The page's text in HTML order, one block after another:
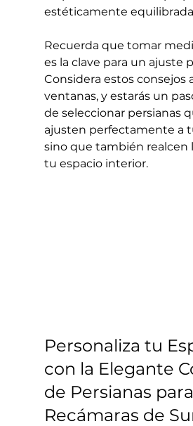
estéticamente
Recuerda que tomar
es la clave para un ajuste
Considera estos consejos
ventanas, y estarás un
de seleccionar persianas
ajusten perfectamente a
sino que también realcen
tu espacio interior.
Personaliza tu
con la Elegante
de Persianas para
Recámaras de